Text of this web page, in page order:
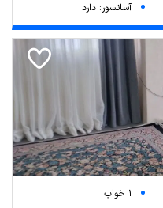
آسانسور: دارد
1 خواب